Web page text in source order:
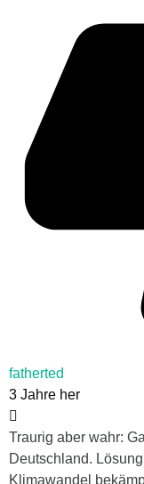
fatherted
3 Jahre her
Traurig aber wahr:
Deutschland.
Klimawandel